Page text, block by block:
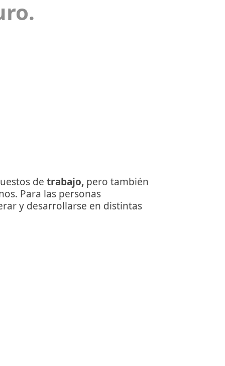
detrabajo, pero también
Para las personas
y desarrollarse en distintas